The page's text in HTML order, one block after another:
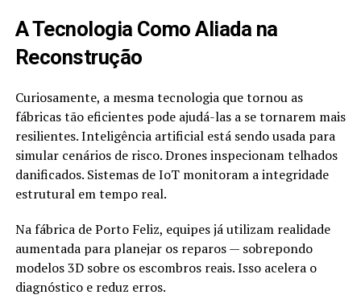
A Tecnologia Como Aliada na
Reconstrução
Curiosamente, a mesma tecnologia que tornou as
fábricas tão eficientes pode ajudá-las a se tornarem mais
resilientes. Inteligência artificial está sendo usada para
simular cenários de risco. Drones inspecionam telhados
danificados. Sistemas de IoT monitoram a integridade
estrutural em tempo real.
Na fábrica de Porto Feliz, equipes já utilizam realidade
aumentada para planejar os reparos — sobrepondo
modelos 3D sobre os escombros reais. Isso acelera o
diagnóstico e reduz erros.